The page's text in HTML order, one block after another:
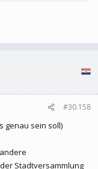
#30.158
genau sein soll)
Stadtversammlung